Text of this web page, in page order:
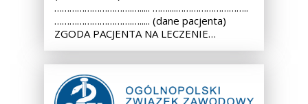
………………………….…..... ……....………………………..
………………………….…..... (dane pacjenta)
ZGODA PACJENTA NA LECZENIE…